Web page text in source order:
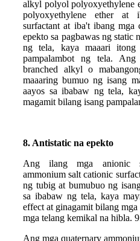
alkyl polyol polyoxyethylene
polyoxyethylene ether at
surfactant at iba't ibang mga
epekto sa pagbawas ng static
ng tela, kaya maaari itong
pampalambot ng tela.
branched alkyl o
maaaring bumuo ng isang
aayos sa ibabaw ng tela,
magamit bilang isang
8. Antistatic na epekto
Ang ilang mga anionic
ammonium salt cationic
ng tubig at bumubuo ng
sa ibabaw ng tela, kaya
effect at ginagamit bilang mga
mga telang kemikal na hibla.
Ang mga quaternary